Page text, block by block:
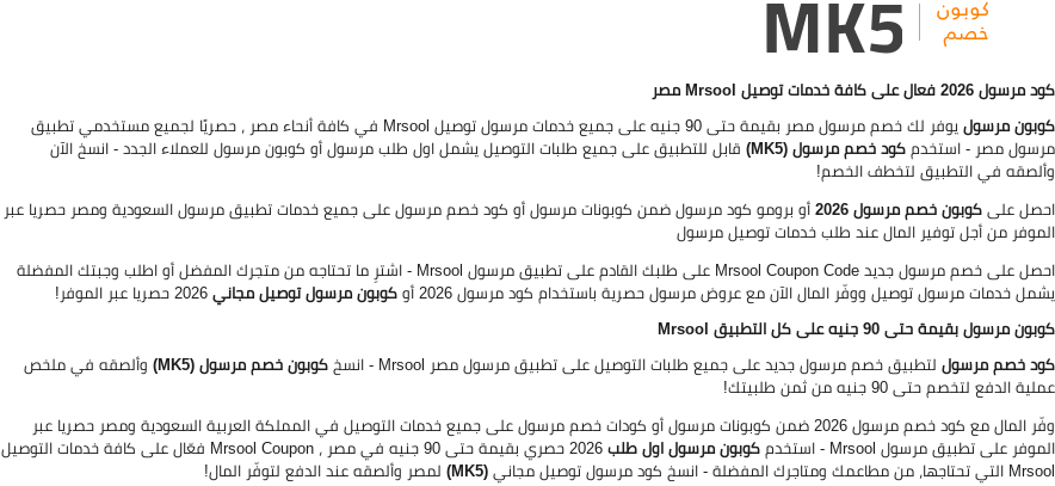
كود مرسول 2026 فعال على كافة خدمات توصيل Mrsool مصر
كوبون مرسول
يوفر لك خصم مرسول مصر بقيمة حتى 90 جنيه على جميع خدمات مرسول توصيل Mrsool في كافة أنحاء مصر ، حصريًا لجميع مستخدمي تطبيق
مرسول مصر - استخدمكود خصم مرسول (MK5) قابل للتطبيق على جميع طلبات التوصيل يشمل اول طلب مرسول أو كوبون مرسول للعملاء الجدد - انسخ الآن
وألصقه في التطبيق لتخطف الخصم!
احصل علىكوبون خصم مرسول 2026 أو برومو كود مرسول ضمن كوبونات مرسول أو كود خصم مرسول على جميع خدمات تطبيق مرسول السعودية ومصر حصريا عبر
الموفر من أجل توفير المال عند طلب خدمات توصيل مرسول
احصل على خصم مرسول جديد Mrsool Coupon Code على طلبك القادم على تطبيق مرسول Mrsool - اشترِ ما تحتاجه من متجرك المفضل أو اطلب وجبتك المفضلة
يشمل خدمات مرسول توصيل ووفّر المال الآن مع عروض مرسول حصرية باستخدام كود مرسول 2026 أو كوبون مرسول توصيل مجاني
كوبون مرسول بقيمة حتى 90 جنيه على كل التطبيق Mrsool
كود خصم مرسول لتطبيق خصم مرسول جديد على جميع طلبات التوصيل على تطبيق مرسول مصر Mrsool - انسخ كوبون خصم مرسول (MK5) وألصقه في ملخص
عملية الدفع لتخصم حتى 90 جنيه من ثمن طلبيتك!
وفّر المال مع كود خصم مرسول 2026 ضمن كوبونات مرسول أو كودات خصم مرسول على جميع خدمات التوصيل في المملكة العربية السعودية ومصر حصريا عبر
الموفر على تطبيق مرسول Mrsool - استخدم كوبون مرسول اول طلب 2026 حصري بقيمة حتى 90 جنيه في مصر ، Mrsool Coupon فعّال على كافة خدمات التوصيل
Mrsool التي تحتاجها، من مطاعمك ومتاجرك المفضلة - انسخ كود مرسول توصيل مجاني (MK5)
لمصر وألصقه عند الدفع لتوفّر المال!